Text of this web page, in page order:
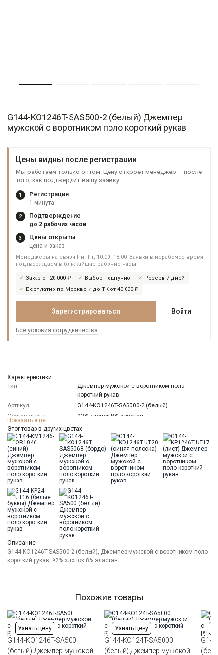
G144-KO1246T-SAS500-2 (белый) Джемпер
мужской с воротником поло короткий рукав
Цены видны после регистрации
Мы работаем только оптом. Цену откроет менеджер — после
того, как подтвердит вашу заявку.
1 Регистрация
1 минута
2 Подтверждение
до 2 рабочих часов
3 Цены открыты
цена и заказ
Менеджеры на связи Пн–Пт, 10:00–18:00. Заявки в нерабочее время
подтверждаем в ближайшие рабочие часы.
Заказ от 20 000 ₽ Выбор поштучно
Резерв 7 дней
Бесплатно по Москве и до ТК от 40 000 ₽
Зарегистрироваться Войти
Все условия сотрудничества
Характеристики
Тип
Джемпер мужской с воротником поло
короткий рукав
Артикул
G144-KO1246T-SAS500-2 (белый)
Состав сырья
92% хлопок 8% эластан
Бренд
GREG
Модель
Классическая с разрезами по бокам
Цвет
Белый
Ворот
Из основной ткани на стойке
Карман
отсутствует
Показать еще
Этот товар в других цветах
Описание
G144-KO1246T-SAS500-2 (белый), Джемпер мужской с воротником поло
короткий рукав, 92% хлопок 8% эластан
Похожие товары
Узнать цену
G144-KO1246T-SA500
(белый) Джемпер мужской
Узнать цену
G144-KO124T-SA5000
(белый) Джемпер мужской